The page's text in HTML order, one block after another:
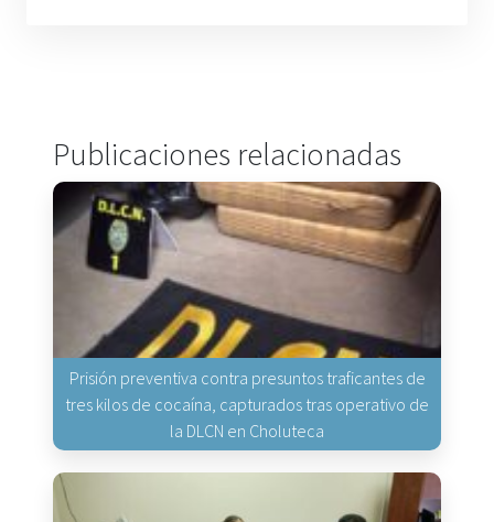
Publicaciones relacionadas
Prisión preventiva contra presuntos traficantes de
tres kilos de cocaína, capturados tras operativo de
la DLCN en Choluteca